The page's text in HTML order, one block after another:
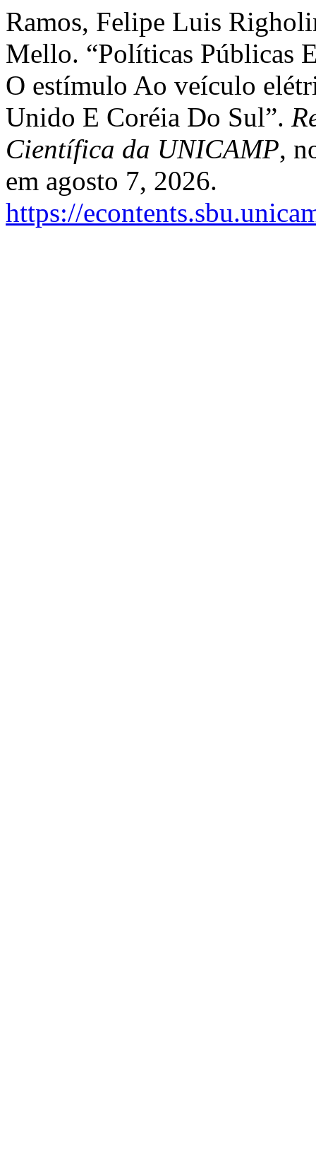
Ramos, Felipe Luis
Mello. “Políticas Públicas
O estímulo Ao veículo
Unido E Coréia Do Sul”.
Científica da UNICAMP,
em agosto 7, 2026.
https://